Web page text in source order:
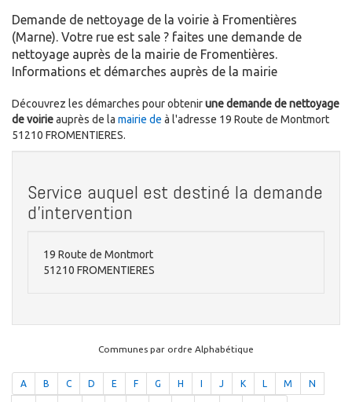
Demande de nettoyage de la voirie à Fromentières
(Marne). Votre rue est sale ? faites une demande de
nettoyage auprès de la mairie de Fromentières.
Informations et démarches auprès de la mairie
Découvrez les démarches pour obtenirune demande de nettoyage
de voirieauprès de la mairie de à l'adresse 19 Route de Montmort
51210 FROMENTIERES.
Service auquel est destiné la demande
d'intervention
19 Route de Montmort
51210 FROMENTIERES
Communes par ordre Alphabétique
A B C D E F G H J K L M N